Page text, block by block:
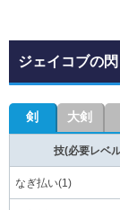
ジェイコブの
剣 大剣
技(必要レベ
なぎ払い(1)